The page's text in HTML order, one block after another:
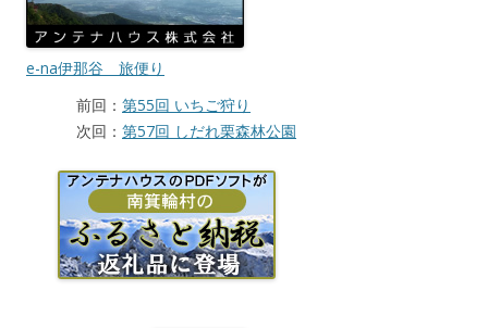
e-na伊那谷 旅便り
前回： 第55回 いちご狩り
次回： 第57回 しだれ栗森林公園